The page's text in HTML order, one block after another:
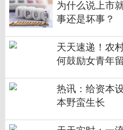
为什么说上市
事还是坏事？
天天速递！农
何鼓励女青年
热讯：给资本
本野蛮生长